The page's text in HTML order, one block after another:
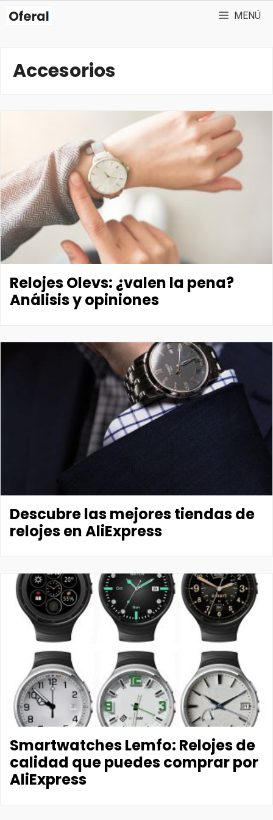
Saltar
MENÚ
Accesorios
Relojes Olevs: ¿valen la pena?
Análisis y opiniones
Descubre las mejores tiendas de
relojes en AliExpress
Smartwatches Lemfo: Relojes de
calidad que puedes comprar por
AliExpress